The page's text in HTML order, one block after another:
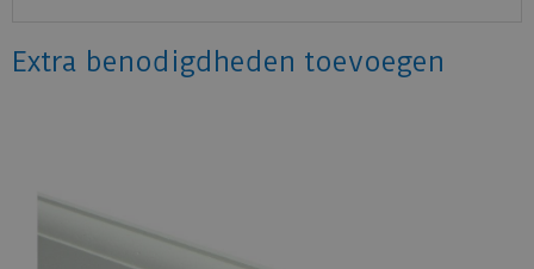
Extra benodigdheden toevoegen